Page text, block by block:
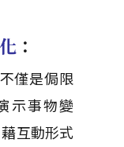
：
僅是侷限
示事物變
互動形式